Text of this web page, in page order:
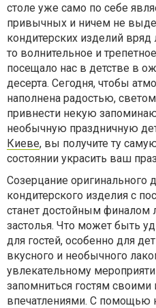
столе уже само по себе
привычных и ничем не
кондитерских изделий
то волнительное и
посещало нас в детстве в
десерта. Сегодня, чтобы
наполнена радостью,
привнести некую
необычную праздничную
Киеве, вы получите ту
состоянии украсить ваш
Созерцание оригинального
кондитерского изделия с
станет достойным финалом
застолья. Что может быть
для гостей, особенно для
вкусного и необычного
увлекательному
запомниться гостям
впечатлениями. С помощью